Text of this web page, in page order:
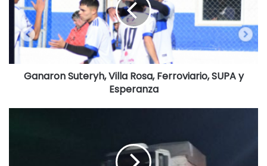
Ganaron Suteryh, Villa Rosa, Ferroviario, SUPA y
Esperanza